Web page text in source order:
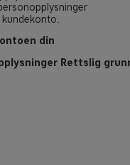
din
Rettslig